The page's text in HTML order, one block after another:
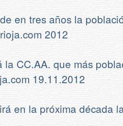
en tres años la
2012
la CC.AA. que más
19.11.2012
en la próxima década